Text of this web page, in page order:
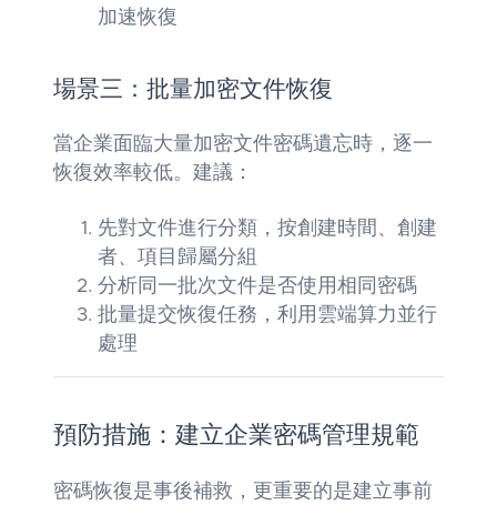
加速恢復
場景三：批量加密文件恢復
當企業面臨大量加密文件密碼遺忘時，逐一
恢復效率較低。建議：
先對文件進行分類，按創建時間、創建
者、項目歸屬分組
分析同一批次文件是否使用相同密碼
批量提交恢復任務，利用雲端算力並行
處理
預防措施：建立企業密碼管理規範
密碼恢復是事後補救，更重要的是建立事前